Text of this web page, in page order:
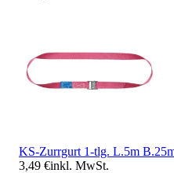
KS-Zurrgurt 1-tlg. L.5m
3,49 €inkl. MwSt.